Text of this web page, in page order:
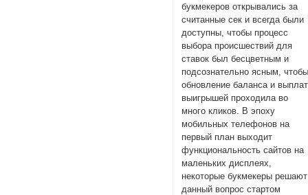
букмекеров открывались за
считанные сек и всегда были
доступны, чтобы процесс
выбора происшествий для
ставок был бесцветным и
подсознательно ясным,
обновление баланса и
выигрышей проходила во
много кликов. В эпоху
мобильных телефонов на
первый план выходит
функциональность сайтов на
маленьких дисплеях,
некоторые букмекеры решают
данный вопрос стартом